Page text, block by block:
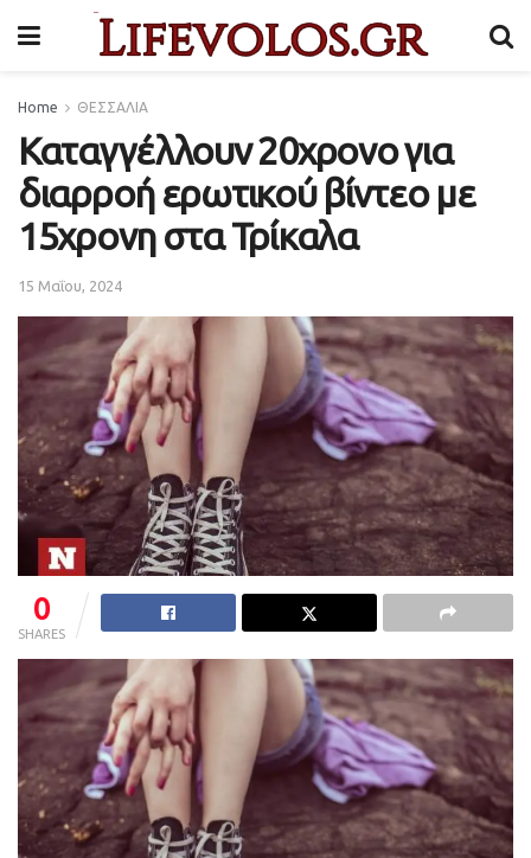
Home ΘΕΣΣΑΛΙΑ
Καταγγέλλουν 20χρονο για
διαρροή ερωτικού βίντεο με
15χρονη στα Τρίκαλα
15 Μαΐου, 2024
0
SHARES